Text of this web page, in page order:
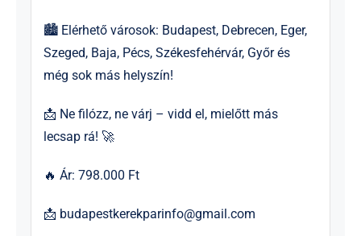
🏙 Elérhető városok: Budapest, Debrecen, Eger,
Szeged, Baja, Pécs, Székesfehérvár, Győr és
még sok más helyszín!
📩 Ne filózz, ne várj – vidd el, mielőtt más
lecsap rá! 🚀
🔥 Ár: 798.000 Ft
📩 budapestkerekparinfo@gmail.com